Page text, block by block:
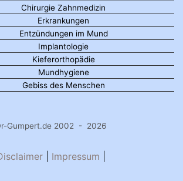
Chirurgie Zahnmedizin
Erkrankungen
Entzündungen im Mund
Implantologie
Kieferorthopädie
Mundhygiene
Gebiss des Menschen
Gumpert.de 2002 - 2026
Impressum